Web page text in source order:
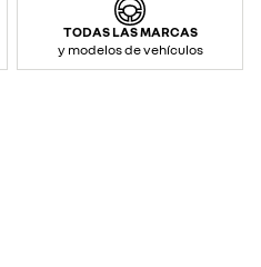
TODAS LAS MARCAS
y modelos de vehículos